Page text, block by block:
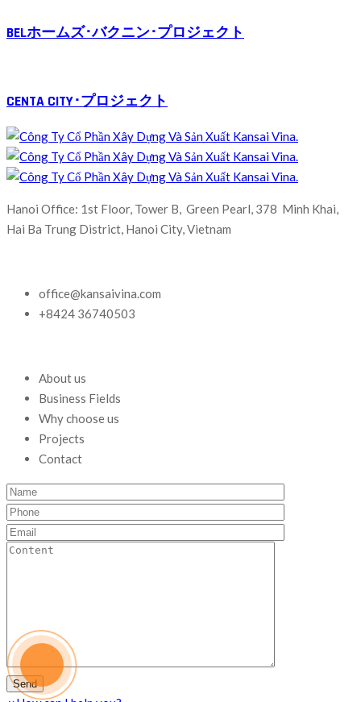
BELホームズ･バクニン･プロジェクト
CENTA CITY･プロジェクト
Hanoi Office: 1st Floor, Tower B, Green Pearl, 378 Minh Khai,
Hai Ba Trung District, Hanoi City, Vietnam
office@kansaivina.com
+8424 36740503
About us
Business Fields
Why choose us
Projects
Contact